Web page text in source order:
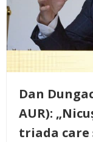
Dan
AUR):
triada care